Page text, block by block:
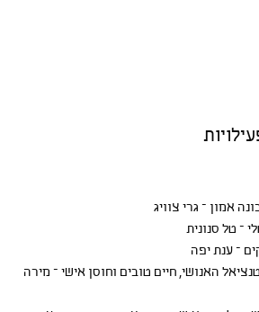
אמון – גרי צוויג
– טל סנונית
– ענת יפה
האנושי, חיים טובים וחוסן אישי – מירה